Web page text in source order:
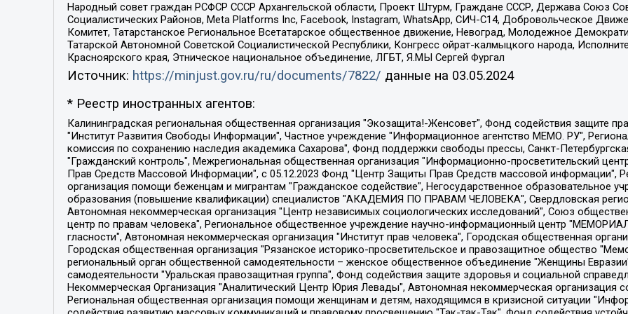
Народный совет граждан РСФСР СССР Архангельской области, Проект Штурм, Граждане СССР, Держава Союз
Социалистических Районов, Meta Platforms Inc, Facebook, Instagram, WhatsApp, СИЧ-С14, Добровольческое
Комитет, Татарстанское Региональное Всетатарское общественное движение, Невоград, Молодежное
Татарской Автономной Советской Социалистической Республики, Конгресс ойрат-калмыцкого народа,
Красноярского края, Этническое национальное объединение, ЛГБТ, Я.МЫ Сергей Фургал
Источник: https://minjust.gov.ru/ru/documents/7822/ данные на 03.05.2024
* Реестр иностранных агентов:
Калининградская региональная общественная организация "Экозащита!-Женсовет", Фонд содействия защите прав и свобод граждан "Общественный вердикт", Фонд "Институт Развития Свободы Информации", Частное учреждение "Информационное агентство МЕМО. РУ", Региональная общественная организация "Общественная комиссия по сохранению наследия академика Сахарова", Фонд поддержки свободы прессы, Санкт-Петербургская общественная правозащитная организация "Гражданский контроль", Межрегиональная общественная организация "Информационно-просветительский центр "Мемориал", Региональный Фонд "Центр Защиты Прав Средств Массовой Информации", с 05.12.2023 Фонд "Центр Защиты Прав Средств массовой информации", Региональная общественная благотворительная организация помощи беженцам и мигрантам "Гражданское содействие", Негосударственное образовательное учреждение дополнительного профессионального образования (повышение квалификации) специалистов "АКАДЕМИЯ ПО ПРАВАМ ЧЕЛОВЕКА", Свердловская региональная общественная организация "Сутяжник", Автономная некоммерческая организация "Центр независимых социологических исследований", Союз общественных объединений "Российский исследовательский центр по правам человека", Региональное общественное учреждение научно-информационный центр "МЕМОРИАЛ", Некоммерческая организация "Фонд защиты гласности", Автономная некоммерческая организация "Институт прав человека", Городская общественная организация "Екатеринбургское общество "МЕМОРИАЛ", Городская общественная организация "Рязанское историко-просветительское и правозащитное общество "Мемориал" (Рязанский Мемориал), Челябинский региональный орган общественной самодеятельности – женское общественное объединение "Женщины Евразии", Челябинский региональный орган общественной самодеятельности "Уральская правозащитная группа", Фонд содействия защите здоровья и социальной справедливости имени Андрея Рылькова, Автономная Некоммерческая Организация "Аналитический Центр Юрия Левады", Автономная некоммерческая организация социальной поддержки населения "Проект Апрель", Региональная общественная организация помощи женщинам и детям, находящимся в кризисной ситуации "Информационно-методический центр "Анна", Фонд содействия развитию массовых коммуникаций и правовому просвещению "Так-так-Так", Фонд содействия устойчивому развитию "Серебряная тайга", Свердловский региональный общественный фонд социальных проектов "Новое время", "Idel.Реалии", Кавказ.Реалии, Крым.Реалии, Телеканал Настоящее Время, Татаро-башкирская служба Радио Свобода (Azatliq Radiosi), Радио Свободная Европа/Радио Свобода (PCE/PC), "Сибирь.Реалии", "Фактограф", Благотворительный фонд помощи осужденным и их семьям, Автономная некоммерческая организация "Институт глобализации и социальных движений", Фонд "В защиту прав заключенных", Частное учреждение "Центр поддержки и содействия развитию средств массовой информации", Пензенский региональный общественный благотворительный фонд "Гражданский союз", "Север.Реалии", Некоммерческая организация Фонд "Правовая инициатива", Общество с ограниченной ответственностью "Радио Свободная Европа/Радио Свобода", Чешское информационное агентство "MEDIUM-ORIENT", Красноярская региональная общественная организация "Мы против СПИДа", Камалягин Денис Николаевич, Маркелов Сергей Евгеньевич, Пономарев Лев Александрович, Савицкая Людмила Алексеевна, Автономная некоммерческая организация "Центр по работе с проблемой насилия "НАСИЛИЮ.НЕТ", Межрегиональный профессиональный союз работников здравоохранения "Альянс врачей", Юридическое лицо, зарегистрированное в Латвийской Республике, SIA "Medusa Project" (регистрационный номер 40103797863, дата регистрации 10.06.2014), Некоммерческая организация "Фонд по борьбе с коррупцией", Автономная некоммерческая организация "Институт права и публичной политики", Баданин Роман Сергеевич, Гликин Максим Александрович, Железнова Мария Михайловна, Лукьянова Юлия Сергеевна, Маетная Елизавета Витальевна, Маняхин Петр Борисович, Чуракова Ольга Владимировна, Ярош Юлия Петровна, Юридическое лицо "The Insider SIA", зарегистрированное в Риге, Латвийская Республика (дата регистрации 26.06.2015), являющееся администратором доменного имени интернет-издания "The Insider SIA", https://theins.ru, Постернак Алексей Евгеньевич, Рубин Михаил Аркадьевич, Анин Роман Александрович, Юридическое лицо Istories fonds, зарегистрированное в Латвийской Республике (регистрационный номер 50008295751, дата регистрации 24.02.2020), Великовский Дмитрий Александрович, Долинина Ирина Николаевна, Мароховская Алеся Алексеевна, Шлейнов Роман Юрьевич, Шмагун Олеся Валентиновна, Общество с ограниченной ответственностью "Альтаир 2021", Общество с ограниченной ответственностью "Вега 2021", Общество с ограниченной ответственностью "Главный редактор 2021", Общество с ограниченной ответственностью "Ромашки монолит", Важенков Артем Валерьевич, Ивановская областная общественная организация "Центр гендерных исследований", Гурман Юрий Альбертович, Медиапроект "ОВД-Инфо", Егоров Владимир Владимирович, Жилинский Владимир Александрович, Общество с ограниченной ответственностью "ЗП", Иванова София Юрьевна, Карезина Инна Павловна, Кильтау Екатерина Викторовна, Петров Алексей Викторович, Пискунов Сергей Евгеньевич, Смирнов Сергей Сергеевич, Тихонов Михаил Сергеевич, Общество с ограниченной ответственностью "ЖУРНАЛИСТ-ИНОСТРАННЫЙ АГЕНТ", Арапова Галина Юрьевна, Вольтская Татьяна Анатольевна, Американская компания "Mason G.E.S. Anonymous Foundation" (США), являющаяся владельцем интернет-издания https://mnews.world/, Компания "Stichting Bellingcat", зарегистрированная в Нидерландах (дата регистрации 11.07.2018), Захаров Андрей Вячеславович, Клепиковская Екатерина Дмитриевна, Общество с ограниченной ответственностью "МЕМО", Перл Роман Александрович, Симонов Евгений Алексеевич, Соловьева Елена Анатольевна, Сотников Даниил Владимирович, Сурначева Елизавета Дмитриевна, Автономная некоммерческая организация по защите прав человека и информированию населения "Якутия – Наше Мнение", Общество с ограниченной ответственностью "Москоу диджитал медиа", с 26.01.2023 Общество с ограниченной ответственностью "Чайка Белые сады", Ветошкина Валерия Валерьевна, Заговора Максим Александрович, Межрегиональное общественное движение "Российская ЛГБТ - сеть", Оленичев Максим Владимирович, Павлов Иван Юрьевич, Скворцова Елена Сергеевна, Общество с ограниченной ответственностью "Как бы инагент", Кочетков Игорь Викторович, Общество с ограниченной ответственностью "Честные выборы", Еланчик Олег Александрович, Общество с ограниченной ответственностью "Нобелевский призыв", Гималова Регина Эмилевна, Григорьев Андрей Валерьевич, Григорьева Алина Александровна, Ассоциация по содействию защите прав призывников, альтернативнослужащих и военнослужащих "Правозащитная группа